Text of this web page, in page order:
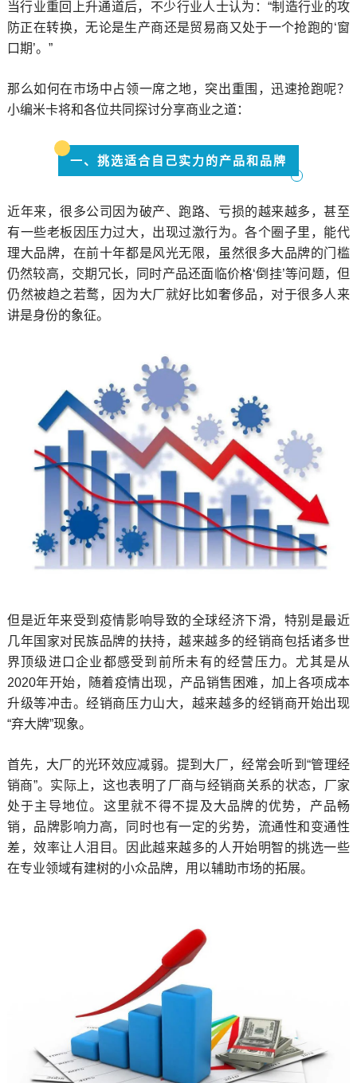
当行业重回上升通道后，不少行业人士认为：“制造行业的攻
防正在转换，无论是生产商还是贸易商又处于一个抢跑的‘窗
口期’。”
那么如何在市场中占领一席之地，突出重围，迅速抢跑呢？
小编米卡将和各位共同探讨分享商业之道：
一、挑选适合自己实力的产品和品牌
近年来，很多公司因为破产、跑路、亏损的越来越多，甚至
有一些老板因压力过大，出现过激行为。各个圈子里，能代
理大品牌，在前十年都是风光无限，虽然很多大品牌的门槛
仍然较高，交期冗长，同时产品还面临价格‘倒挂’等问题，但
仍然被趋之若鹜，因为大厂就好比如奢侈品，对于很多人来
讲是身份的象征。
但是近年来受到疫情影响导致的全球经济下滑，特别是最近
几年国家对民族品牌的扶持，越来越多的经销商包括诸多世
界顶级进口企业都感受到前所未有的经营压力。尤其是从
2020年开始，随着疫情出现，产品销售困难，加上各项成本
升级等冲击。经销商压力山大，越来越多的经销商开始出现
“弃大牌”现象。
首先，大厂的光环效应减弱。提到大厂，经常会听到“管理经
销商”。实际上，这也表明了厂商与经销商关系的状态，厂家
处于主导地位。这里就不得不提及大品牌的优势，产品畅
销，品牌影响力高，同时也有一定的劣势，流通性和变通性
差，效率让人泪目。因此越来越多的人开始明智的挑选一些
在专业领域有建树的小众品牌，用以辅助市场的拓展。